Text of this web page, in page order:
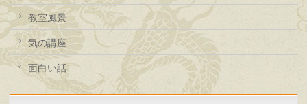
教室風景
気の講座
面白い話